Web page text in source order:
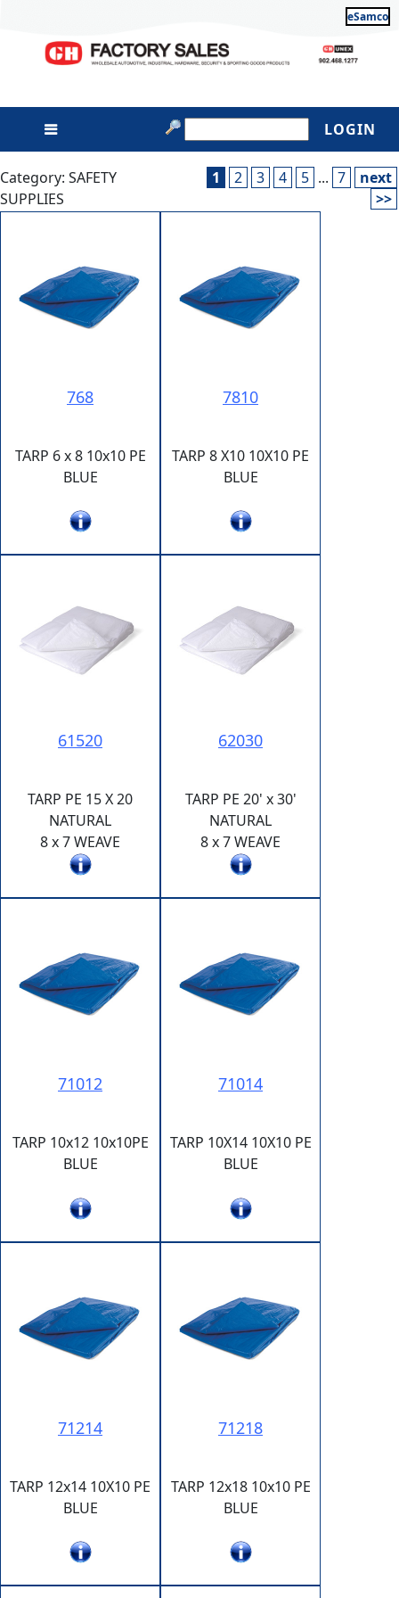
eSamco
LOGIN
Category: SAFETY
SUPPLIES
1 2 3 4 5 ... 7
next
>>
768
TARP 6 x 8 10x10 PE
BLUE
7810
TARP 8 X10 10X10 PE
BLUE
61520
TARP PE 15 X 20
NATURAL
8 x 7 WEAVE
62030
TARP PE 20' x 30'
NATURAL
8 x 7 WEAVE
71012
TARP 10x12 10x10PE
BLUE
71014
TARP 10X14 10X10 PE
BLUE
71214
TARP 12x14 10X10 PE
BLUE
71218
TARP 12x18 10x10 PE
BLUE